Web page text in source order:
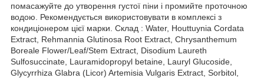
помасажуйте до утворення густої піни і промийте проточною
водою. Рекомендується використовувати в комплексі з
кондиціонером цієї марки. Склад : Water, Houttuynia Cordata
Extract, Rehmannia Glutinosa Root Extract, Chrysanthemum
Boreale Flower/Leaf/Stem Extract, Disodium Laureth
Sulfosuccinate, Lauramidopropyl betaine, Lauryl Glucoside,
Glycyrrhiza Glabra (Licor) Artemisia Vulgaris Extract, Sorbitol,